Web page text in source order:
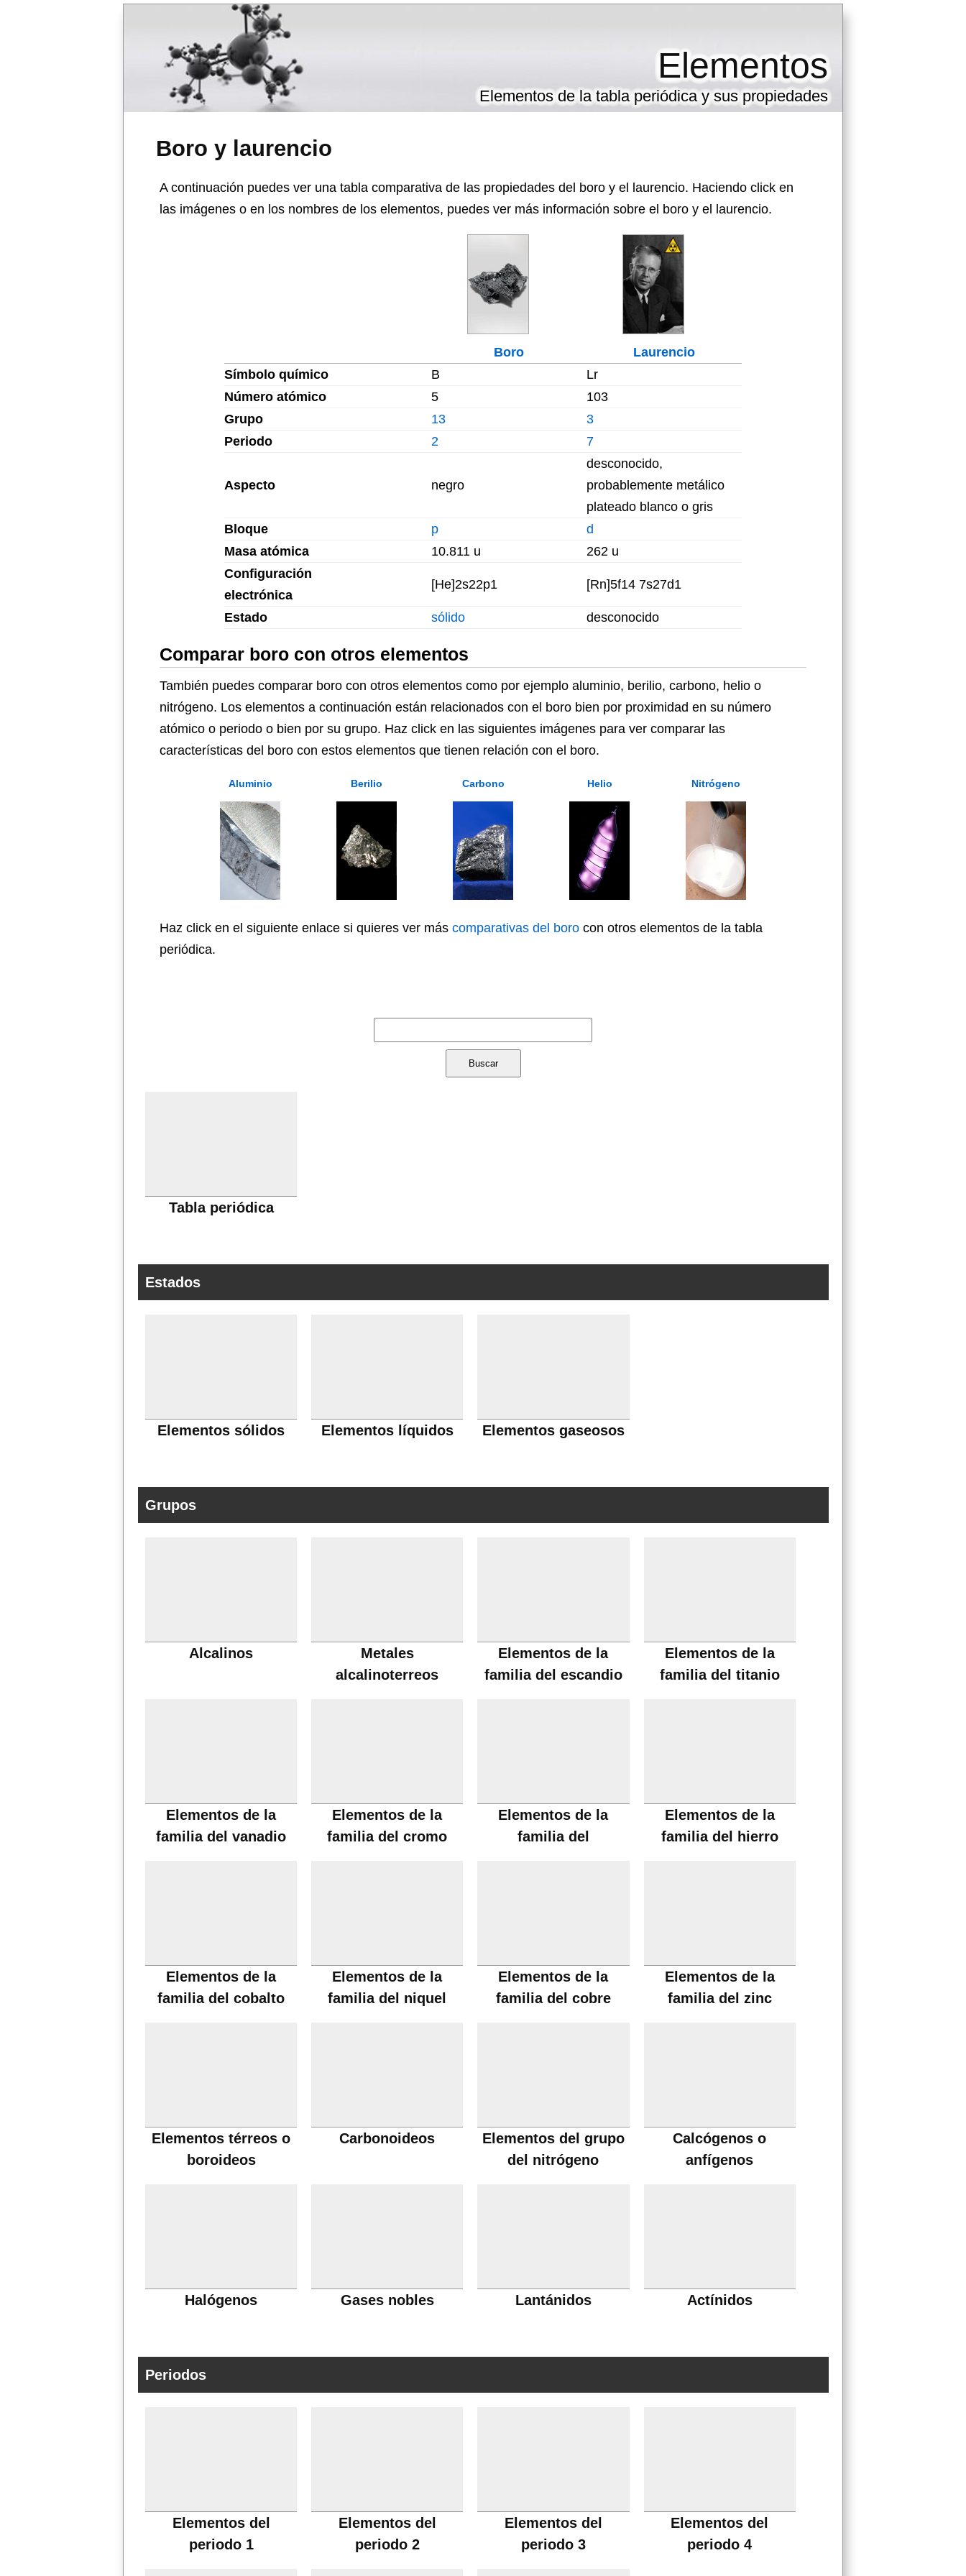
Boro y laurencio
Elementos
Elementos de la tabla periódica y sus propiedades
A continuación puedes ver una tabla comparativa de las propiedades del boro y el laurencio. Haciendo click en
las imágenes o en los nombres de los elementos, puedes ver más información sobre el boro y el laurencio.
Boro
Laurencio
Símbolo químico
B
Lr
Número atómico
5
103
Grupo
13
3
Periodo
2 7
Aspecto negro
desconocido,
probablemente metálico
plateado blanco o gris
Bloque
p
d
Masa atómica
10.811 u
262 u
Configuración
electrónica
[He]2s22p1 [Rn]5f14 7s27d1
Estado sólido desconocido
Comparar boro con otros elementos
También puedes comparar boro con otros elementos como por ejemplo aluminio, berilio, carbono, helio o
nitrógeno. Los elementos a continuación están relacionados con el boro bien por proximidad en su número
atómico o periodo o bien por su grupo. Haz click en las siguientes imágenes para ver comparar las
características del boro con estos elementos que tienen relación con el boro.
Aluminio Berilio Carbono Helio Nitrógeno
Haz click en el siguiente enlace si quieres ver más comparativas del boro con otros elementos de la tabla
periódica.
Tabla periódica
Estados
Elementos sólidos Elementos líquidos Elementos gaseosos
Grupos
Alcalinos
Metales
alcalinoterreos
Elementos de la
familia del escandio
Elementos de la
familia del titanio
Elementos de la
familia del vanadio
Elementos de la
familia del cromo
Elementos de la
familia del
Elementos de la
familia del hierro
Elementos de la
familia del cobalto
Elementos de la
familia del niquel
Elementos de la
familia del cobre
Elementos de la
familia del zinc
Elementos térreos o
boroideos
Carbonoideos
Elementos del grupo
del nitrógeno
Calcógenos o
anfígenos
Halógenos Gases nobles Lantánidos Actínidos
Periodos
Elementos del
periodo 1
Elementos del
periodo 2
Elementos del
periodo 3
Elementos del
periodo 4